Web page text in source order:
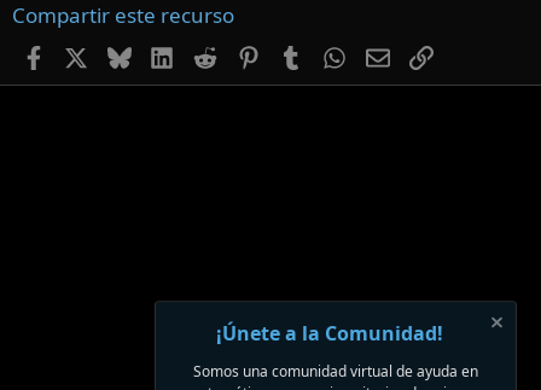
Compartir este recurso
Facebook BlueskyLinkedInReddit PinterestTumblr WhatsApp
EmailEnlace
¡Únete a la Comunidad!
Somos una comunidad virtual de ayuda en